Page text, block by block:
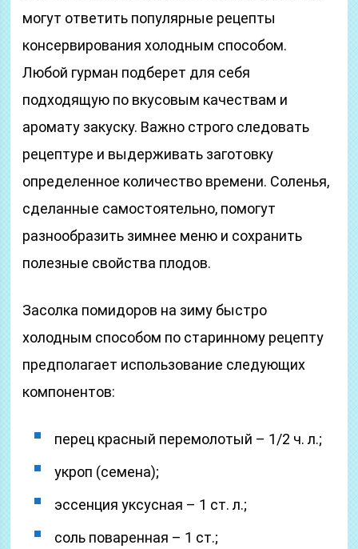
могут ответить популярные рецепты
консервирования холодным способом.
Любой гурман подберет для себя
подходящую по вкусовым качествам и
аромату закуску. Важно строго следовать
рецептуре и выдерживать заготовку
определенное количество времени. Соленья,
сделанные самостоятельно, помогут
разнообразить зимнее меню и сохранить
полезные свойства плодов.
Засолка помидоров на зиму быстро
холодным способом по старинному рецепту
предполагает использование следующих
компонентов:
перец красный перемолотый – 1/2 ч. л.;
укроп (семена);
эссенция уксусная – 1 ст. л.;
соль поваренная – 1 ст.;